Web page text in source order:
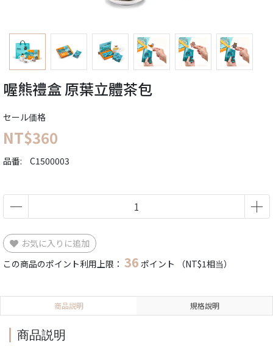
喔熊禮盒 原葉立體茶包
セール価格
NT$360
品番: C1500003
お気に入りに追加
この商品のポイント利用上限： 36 ポイント （NT$1相当）
商品説明 規格說明
商品説明